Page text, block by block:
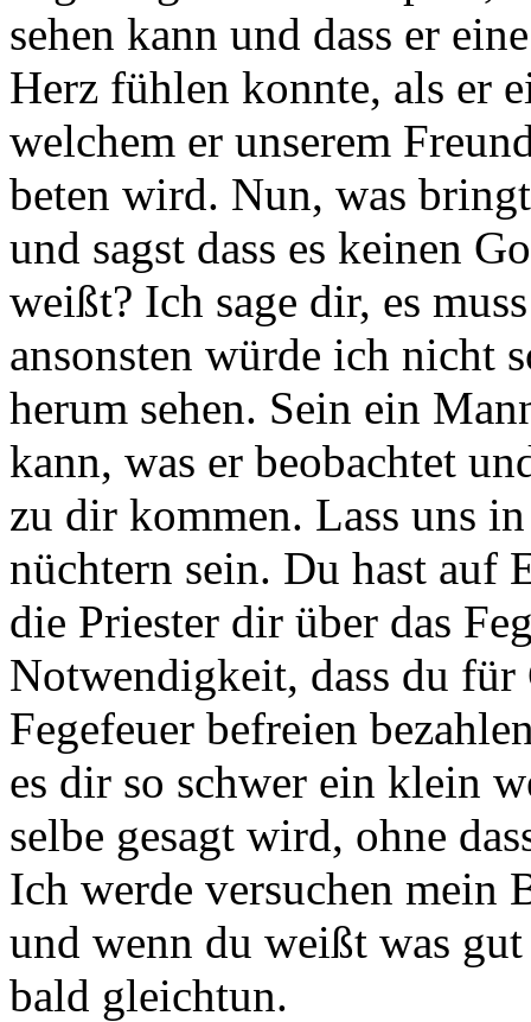
sehen kann und dass er
Herz fühlen konnte, als er
welchem er unserem
beten wird. Nun, was
und sagst dass es keinen
weißt? Ich sage dir, es
ansonsten würde ich nicht
herum sehen. Sein ein
kann, was er beobachtet
zu dir kommen. Lass uns
nüchtern sein. Du hast auf
die Priester dir über das
Notwendigkeit, dass du für
Fegefeuer befreien
es dir so schwer ein klein
selbe gesagt wird, ohne
Ich werde versuchen mein
und wenn du weißt was
bald gleichtun.